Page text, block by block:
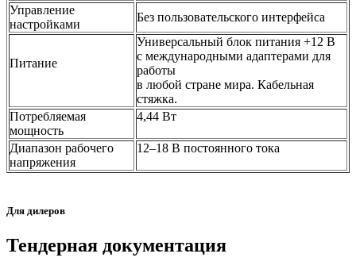
Управление
настройками
Без пользовательского интерфейса
Питание
Универсальный блок питания +12 В
с международными адаптерами для
работы
в любой стране мира. Кабельная
стяжка.
Потребляемая
мощность
4,44 Вт
Диапазон рабочего
напряжения
12–18 В постоянного тока
Для дилеров
Тендерная документация